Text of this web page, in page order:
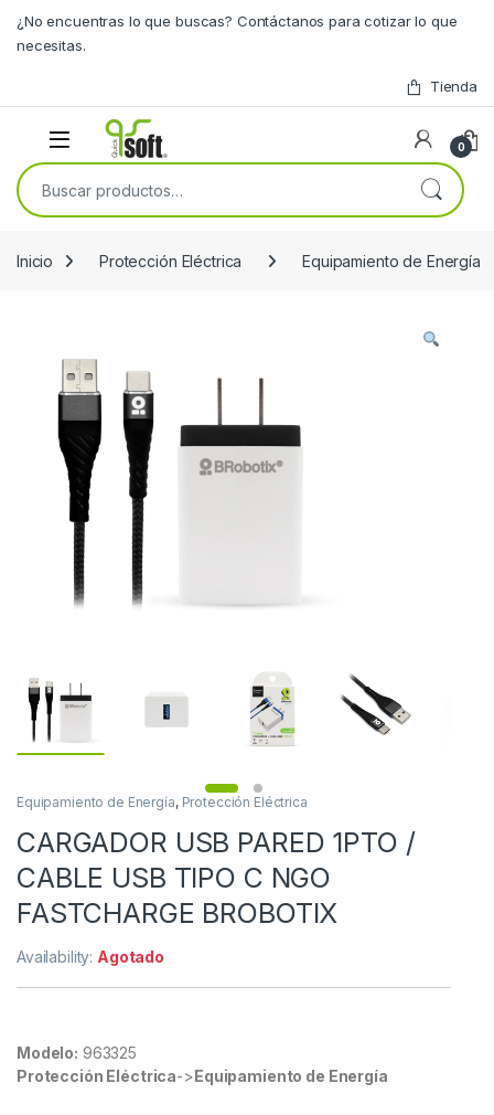
¿No encuentras lo que buscas? Contáctanos para cotizar lo que
necesitas.
Tienda
0
Buscar por:
Inicio Protección Eléctrica Equipamiento de Energía
Equipamiento de Energía, Protección Eléctrica
CARGADOR USB PARED 1PTO /
CABLE USB TIPO C NGO
FASTCHARGE BROBOTIX
Availability: Agotado
Modelo: 963325
Protección Eléctrica-> Equipamiento de Energía